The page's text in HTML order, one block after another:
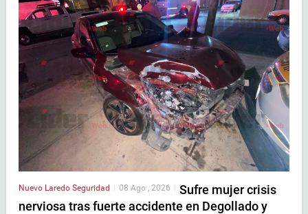
Nuevo Laredo Seguridad | 08 Ago , 2026 | Sufre mujer crisis
nerviosa tras fuerte accidente en Degollado y